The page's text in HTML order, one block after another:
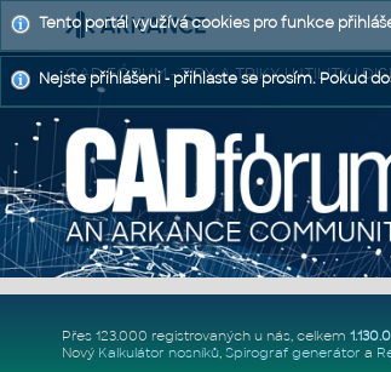
CAD FÓRUM - TIPY A TRIKY | UTILITY |
Přes 123.000 registrovaných u nás, celkem
Nový Kalkulátor nosníků, Spirograf generátor a
Tento portál využívá cookies pro funkce
Nejste přihlášeni - přihlaste se prosím. Pokud